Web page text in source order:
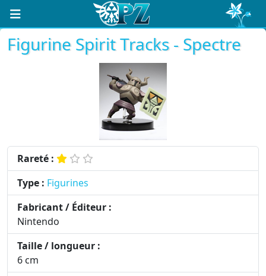
Figurine Spirit Tracks - Spectre
Rareté :
Type : Figurines
Fabricant / Éditeur :
Nintendo
Taille / longueur :
6 cm